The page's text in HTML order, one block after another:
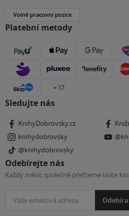
Volné pracovní pozice
Platební metody
+ 17
Sledujte nás
KnihyDobrovsky.cz
knihydobrovsky
@knihydobrovsky
Odebírejte nás
Každý měsíc společně přečteme tisíce